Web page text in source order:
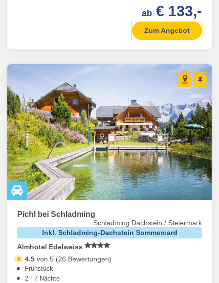
ab € 133,-
Zum Angebot
Pichl bei Schladming
Schladming Dachstein / Steiermark
Inkl. Schladming-Dachstein Sommercard
Almhotel Edelweiss
4.5 von 5 (26 Bewertungen)
Frühstück
2 - 7 Nächte